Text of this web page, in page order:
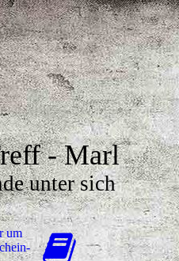
- Marl
unter sich
um